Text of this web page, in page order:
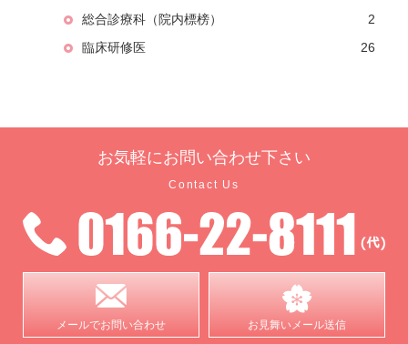
総合診療科（院内標榜）
2
臨床研修医
26
お気軽にお問い合わせ下さい
Contact Us
メールでお問い合わせ お見舞いメール送信